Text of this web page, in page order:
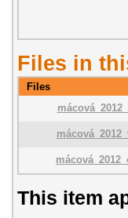
Files in
Files
This item